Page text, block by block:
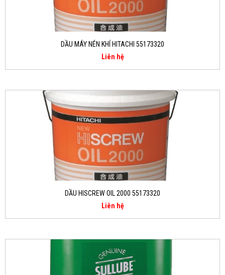
DẦU MÁY NÉN KHÍ HITACHI 55173320
Liên hệ
DẦU HISCREW OIL 2000 55173320
Liên hệ